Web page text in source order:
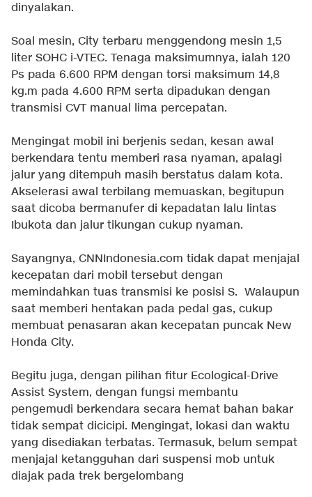
dinyalakan.
Soal mesin, City terbaru menggendong mesin 1,5
liter SOHC i-VTEC. Tenaga maksimumnya, ialah 120
Ps pada 6.600 RPM dengan torsi maksimum 14,8
kg.m pada 4.600 RPM serta dipadukan dengan
transmisi CVT manual lima percepatan.
Mengingat mobil ini berjenis sedan, kesan awal
berkendara tentu memberi rasa nyaman, apalagi
jalur yang ditempuh masih berstatus dalam kota.
Akselerasi awal terbilang memuaskan, begitupun
saat dicoba bermanufer di kepadatan lalu lintas
Ibukota dan jalur tikungan cukup nyaman.
Sayangnya, CNNIndonesia.com tidak dapat menjajal
kecepatan dari mobil tersebut dengan
memindahkan tuas transmisi ke posisi S. Walaupun
saat memberi hentakan pada pedal gas, cukup
membuat penasaran akan kecepatan puncak New
Honda City.
Begitu juga, dengan pilihan fitur Ecological-Drive
Assist System, dengan fungsi membantu
pengemudi berkendara secara hemat bahan bakar
tidak sempat dicicipi. Mengingat, lokasi dan waktu
yang disediakan terbatas. Termasuk, belum sempat
menjajal ketangguhan dari suspensi mob untuk
diajak pada trek bergelombang